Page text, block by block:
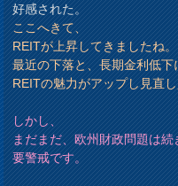
好感された。
ここへきて、
REITが上昇してきましたね。
最近の下落と、長期金利低下
REITの魅力がアップし見直
しかし、
まだまだ、欧州財政問題は続
要警戒です。